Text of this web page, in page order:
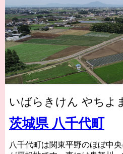
いばらきけん やちよ
茨城県 八千代町
八千代町は関東平野のほぼ中